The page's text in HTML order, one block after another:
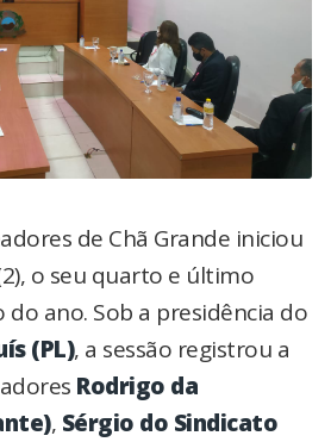
de Chã Grande iniciou
o seu quarto e último
ano. Sob a presidência do
(PL), a sessão registrou a
Rodrigo da
, Sérgio do Sindicato